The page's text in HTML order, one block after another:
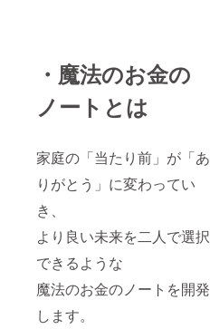
・魔法のお金の
ノートとは
家庭の「当たり前」が「あ
りがとう」に変わってい
き、
より良い未来を二人で選択
できるような
魔法のお金のノートを開発
します。